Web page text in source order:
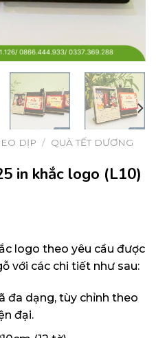
DỊP / QUÀ TẾT DƯƠNG
in khắc logo (L10)
logo theo yêu cầu được
với các chi tiết như sau:
đa dạng, tùy chỉnh theo
đại.